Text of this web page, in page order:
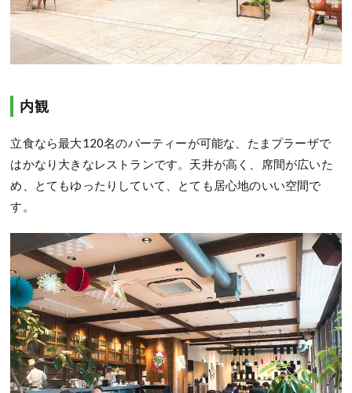
内観
立食なら最大120名のパーティーが可能な、たまプラーザで
はかなり大きなレストランです。天井が高く、席間が広いた
め、とてもゆったりしていて、とても居心地のいい空間で
す。